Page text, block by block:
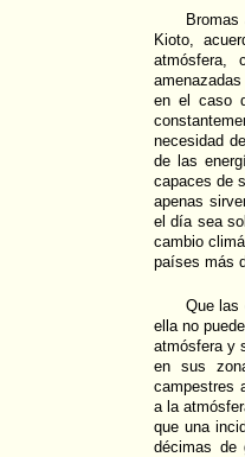
Kioto,
atmósfera,
en el caso
necesidad
de las
capaces de
apenas
el día sea
cambio
países más
Que las
ella no
atmósfera y
en sus
campestres
a la
que una
décimas de